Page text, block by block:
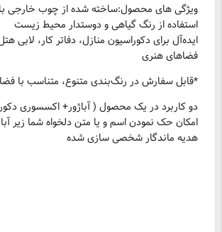
ویژگی های محصول:ساخته‌ شده از چوب خارجی
استفاده از رنگ گیاهی و دوستدار محیط زیست
ایده‌آل برای دکوراسیون منازل، دفاتر کار، لابی
فضاهای هنری
*قابل سفارش در رنگ‌بندی متنوع، متناسب با
دو کاربرد در یک محصول ( آباژور+ اکسسوری
امکان حک نمودن اسم و یا متن دلخواه شما زیر
هدیه ماندگار شخصی سازی شده